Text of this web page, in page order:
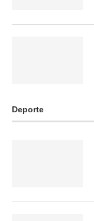
Deporte